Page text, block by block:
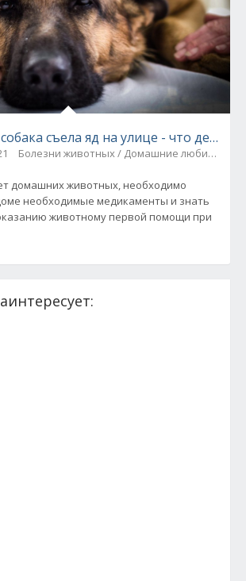
съела яд на улице - что делать
Болезни животных / Домашние любимцы
домашних животных, необходимо
необходимые медикаменты и знать
животному первой помощи при